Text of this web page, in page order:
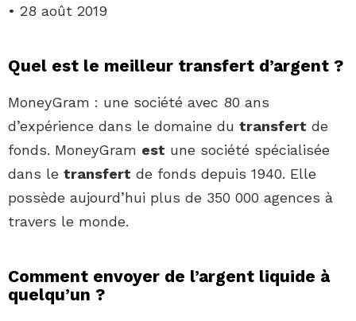
• 28 août 2019
Quel est le meilleur transfert d’argent ?
MoneyGram : une société avec 80 ans
d’expérience dans le domaine du transfert de
fonds. MoneyGram est une société spécialisée
dans le transfert de fonds depuis 1940. Elle
possède aujourd’hui plus de 350 000 agences à
travers le monde.
Comment envoyer de l’argent liquide à
quelqu’un ?